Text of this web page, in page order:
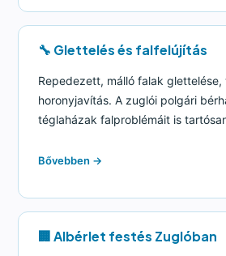
🔧 Glettelés és falfelújítás
Repedezett, málló falak
horonyjavítás. A zuglói polgári
téglaházak falproblémáit is
Bővebben →
🏢 Albérlet festés Zuglóban